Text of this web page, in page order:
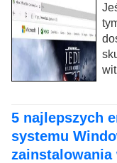
5 najlepszych
systemu
zainstalowania